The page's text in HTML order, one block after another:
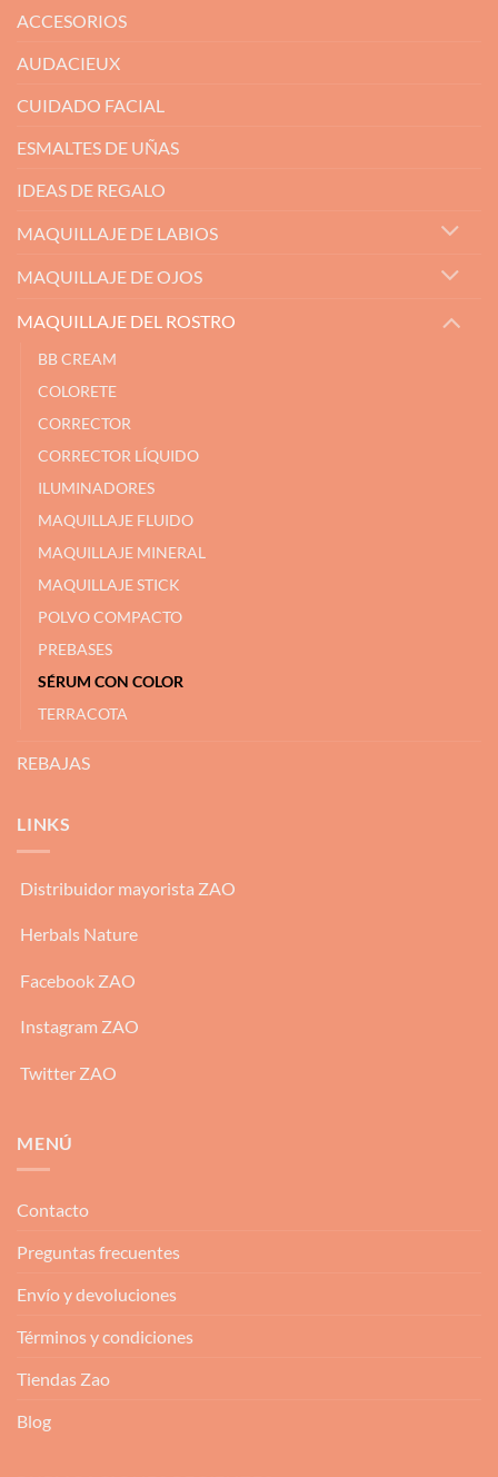
ACCESORIOS
AUDACIEUX
CUIDADO FACIAL
ESMALTES DE UÑAS
IDEAS DE REGALO
MAQUILLAJE DE LABIOS
MAQUILLAJE DE OJOS
MAQUILLAJE DEL ROSTRO
BB CREAM
COLORETE
CORRECTOR
CORRECTOR LÍQUIDO
ILUMINADORES
MAQUILLAJE FLUIDO
MAQUILLAJE MINERAL
MAQUILLAJE STICK
POLVO COMPACTO
PREBASES
SÉRUM CON COLOR
TERRACOTA
REBAJAS
LINKS
Distribuidor mayorista ZAO
Herbals Nature
Facebook ZAO
Instagram ZAO
Twitter ZAO
MENÚ
Contacto
Preguntas frecuentes
Envío y devoluciones
Términos y condiciones
Tiendas Zao
Blog